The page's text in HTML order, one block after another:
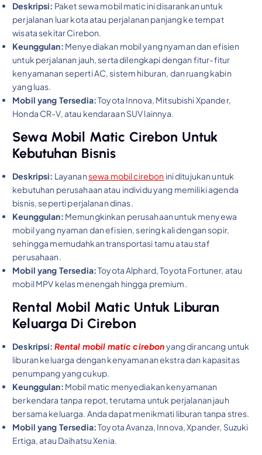
Deskripsi: Paket sewa mobil matic ini disarankan untuk
perjalanan luar kota atau perjalanan panjang ke tempat
wisata sekitar Cirebon.
Keunggulan: Menyediakan mobil yang nyaman dan efisien
untuk perjalanan jauh, serta dilengkapi dengan fitur-fitur
kenyamanan seperti AC, sistem hiburan, dan ruang kabin
yang luas.
Mobil yang Tersedia:Toyota Innova, Mitsubishi Xpander,
Honda CR-V, atau kendaraan SUV lainnya.
Sewa Mobil Matic Cirebon Untuk
Kebutuhan Bisnis
Deskripsi: Layanansewa mobil cirebon ini ditujukan untuk
kebutuhan perusahaan atau individu yang memiliki agenda
bisnis, seperti perjalanan dinas.
Keunggulan: Memungkinkan perusahaan untuk menyewa
mobil yang nyaman dan efisien, sering kali dengan sopir,
sehingga memudahkan transportasi tamu atau staf
perusahaan.
Mobil yang Tersedia:Toyota Alphard, Toyota Fortuner, atau
mobil MPV kelas menengah hingga premium.
Rental Mobil Matic Untuk Liburan
Keluarga Di Cirebon
Deskripsi: Rental mobil matic cirebonyang dirancang untuk
liburan keluarga dengan kenyamanan ekstra dan kapasitas
penumpang yang cukup.
Keunggulan: Mobil matic menyediakan kenyamanan
berkendara tanpa repot, terutama untuk perjalanan jauh
bersama keluarga. Anda dapat menikmati liburan tanpa stres.
Mobil yang Tersedia:Toyota Avanza, Innova, Xpander, Suzuki
Ertiga, atau Daihatsu Xenia.